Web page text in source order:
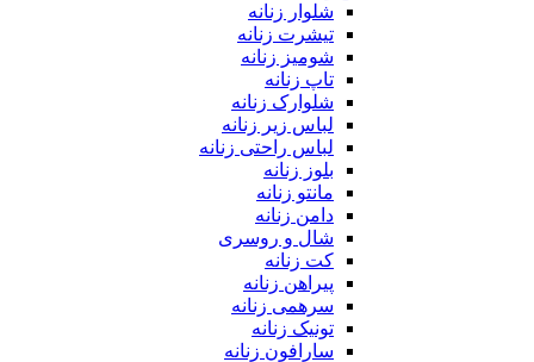
شلوار زنانه
تیشرت زنانه
شومیز زنانه
تاپ زنانه
شلوارک زنانه
لباس زیر زنانه
لباس راحتی زنانه
بلوز زنانه
مانتو زنانه
دامن زنانه
شال و روسری
کت زنانه
پیراهن زنانه
سرهمی زنانه
تونیک زنانه
سارافون زنانه